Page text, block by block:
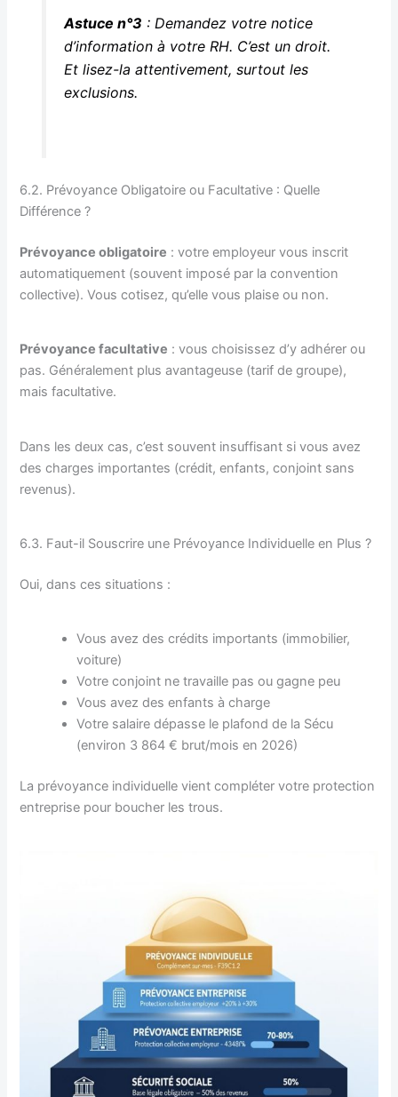
Astuce n°3 : Demandez votre notice
d’information à votre RH. C’est un droit.
Et lisez-la attentivement, surtout les
exclusions.
6.2. Prévoyance Obligatoire ou Facultative : Quelle
Différence ?
Prévoyance obligatoire : votre employeur vous inscrit
automatiquement (souvent imposé par la convention
collective). Vous cotisez, qu’elle vous plaise ou non.
Prévoyance facultative : vous choisissez d’y adhérer ou
pas. Généralement plus avantageuse (tarif de groupe),
mais facultative.
Dans les deux cas, c’est souvent insuffisant si vous avez
des charges importantes (crédit, enfants, conjoint sans
revenus).
6.3. Faut-il Souscrire une Prévoyance Individuelle en Plus ?
Oui, dans ces situations :
Vous avez des crédits importants (immobilier,
voiture)
Votre conjoint ne travaille pas ou gagne peu
Vous avez des enfants à charge
Votre salaire dépasse le plafond de la Sécu
(environ 3 864 € brut/mois en 2026)
La prévoyance individuelle vient compléter votre protection
entreprise pour boucher les trous.